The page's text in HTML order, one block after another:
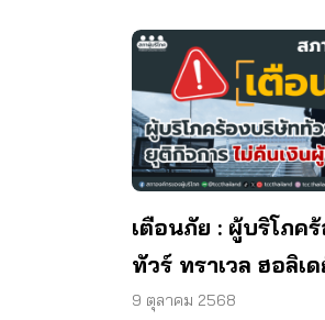
เตือนภัย : ผู้บริโภค
ทัวร์ ทราเวล ฮอลิเ
กิจการ ไม่คืนเงินผู้บ
9 ตุลาคม 2568